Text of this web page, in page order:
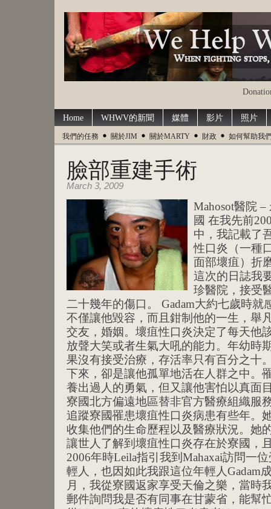
Home WHWV的新聞 媒體 影片 照片
我們的任務 關於JIM 關於MARTY 財政 如何幫助我
臉部重建手術
March 3, 2009
Mahosot醫院
國 在我先前
中，我記載了
性口炎（一種
面部壞疽）折
這次的日誌我
珍醫院，接受
二十幾年的傷口。 Gadam大約七歲時
不僅讓他毀容，而且鉗制他的一生，舉
交友，婚姻。壞疽性口炎決定了每天他
放聲大笑或者生氣大吼的能力。年幼時
果沒有接受治療，存活率只有百分之十
下來，卻是讓他孤單地活在人群之中。
養出過人的勇氣，但又讓他害怕以真面
寮國北方偏遠地區替非官方醫療組織服
追蹤寮國罹患壞疽性口炎病患有些年。
收集他們的生命歷程以及醫療狀況。她
讓世人了解到壞疽性口炎存在於寮國，
2006年時Leila指引我到Mahaxai訪問一
輕人，也因如此我跟這位年輕人Gadam
月，我從寮國返家享受天倫之樂，當時
郵件詢問我是否有同事在甘蒙省，能幫